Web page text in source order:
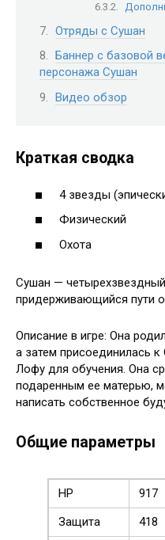
Отряды с Сушан
Баннер с базовой
персонажа Сушан
Видео обзор
Краткая сводка
4 звезды
Физический
Охота
Сушан —
придерживающийся пути
Описание в игре: Она
а затем присоединилась
Лофу для обучения. Она
подаренным ее матерью,
написать собственное
Общие параметры
HP
917
Защита
418